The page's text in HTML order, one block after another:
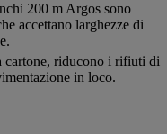
200 m Argos sono
accettano larghezze di
cartone, riducono i rifiuti di
in loco.